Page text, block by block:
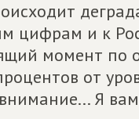
цифрам и к
момент
от
Я